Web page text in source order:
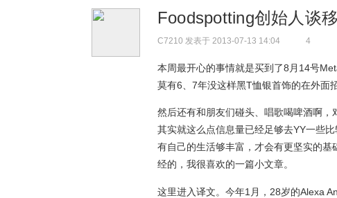
Foodspotting创始人谈
C7210 发表于 2013-07-13 14:04 4
本周最开心的事情就是买到了8月14号
莫有6、7年没这样黑T恤银首饰的在外面
然后还有和朋友们碰头、唱歌喝啤酒啊
其实就这么点信息量已经足够去YY一些
有自己的生活够丰富，才会有更坚实的
经的，我很喜欢的一篇小文章。
这里进入译文。今年1月，28岁的Alexa